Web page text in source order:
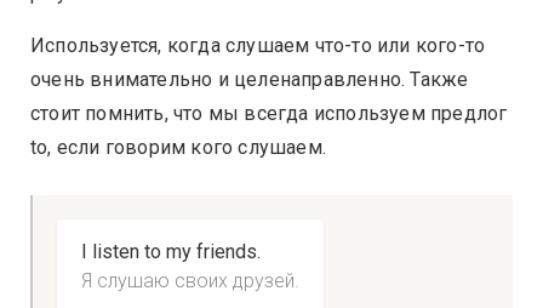
Используется, когда слушаем что-то или кого-то
очень внимательно и целенаправленно. Также
стоит помнить, что мы всегда используем предлог
to, если говорим кого слушаем.
I listen to my friends.
Я слушаю своих друзей.